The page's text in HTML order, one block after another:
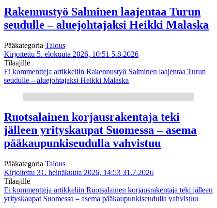
Rakennustyö Salminen laajentaa Turun
seudulle – aluejohtajaksi Heikki Malaska
Pääkategoria Talous
Kirjoitettu 5. elokuuta 2026, 10:51 5.8.2026
Tilaajille
Ei kommentteja artikkeliin Rakennustyö Salminen laajentaa Turun
seudulle – aluejohtajaksi Heikki Malaska
Ruotsalainen korjausrakentaja teki
jälleen yrityskaupat Suomessa – asema
pääkaupunkiseudulla vahvistuu
Pääkategoria Talous
Kirjoitettu 31. heinäkuuta 2026, 14:53 31.7.2026
Tilaajille
Ei kommentteja artikkeliin Ruotsalainen korjausrakentaja teki jälleen
yrityskaupat Suomessa – asema pääkaupunkiseudulla vahvistuu